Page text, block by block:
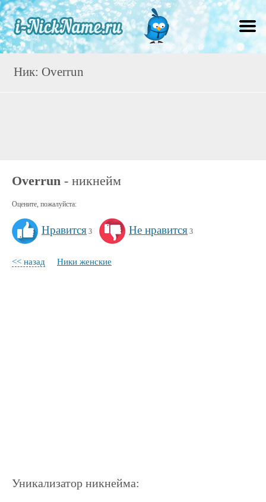
Ник: Overrun
Overrun - никнейм
Оцените, пожалуйста:
Нравится 3 Не нравится 3
<< назад Ники женские
Уникализатор никнейма: